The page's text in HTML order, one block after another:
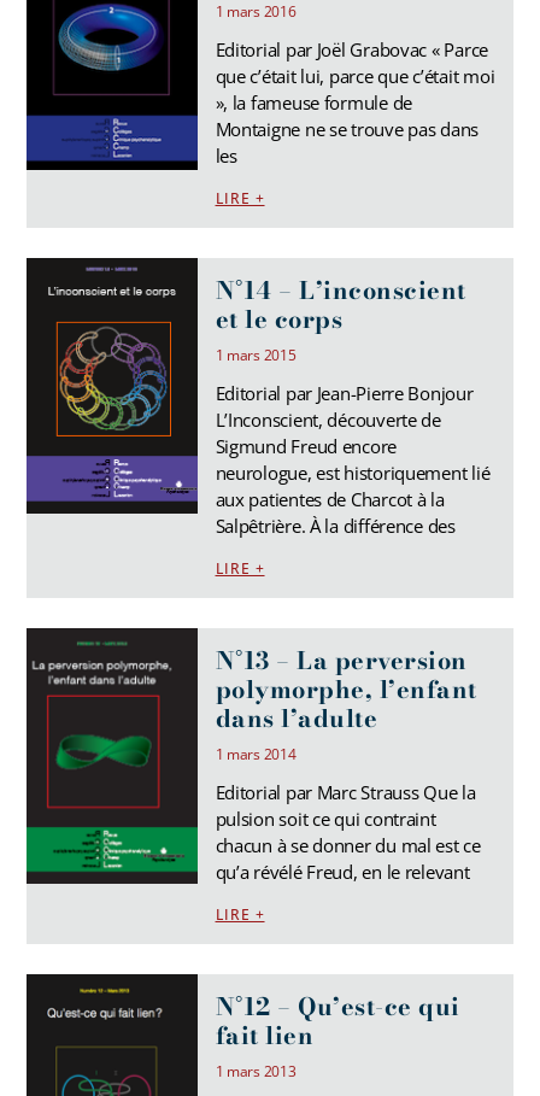
1 mars 2016
Editorial par Joël Grabovac « Parce
que c’était lui, parce que c’était moi
», la fameuse formule de
Montaigne ne se trouve pas dans
les
LIRE +
N°14 – L’inconscient
et le corps
1 mars 2015
Editorial par Jean-Pierre Bonjour
L’Inconscient, découverte de
Sigmund Freud encore
neurologue, est historiquement lié
aux patientes de Charcot à la
Salpêtrière. À la différence des
LIRE +
N°13 – La perversion
polymorphe, l’enfant
dans l’adulte
1 mars 2014
Editorial par Marc Strauss Que la
pulsion soit ce qui contraint
chacun à se donner du mal est ce
qu’a révélé Freud, en le relevant
LIRE +
N°12 – Qu’est-ce qui
fait lien
1 mars 2013